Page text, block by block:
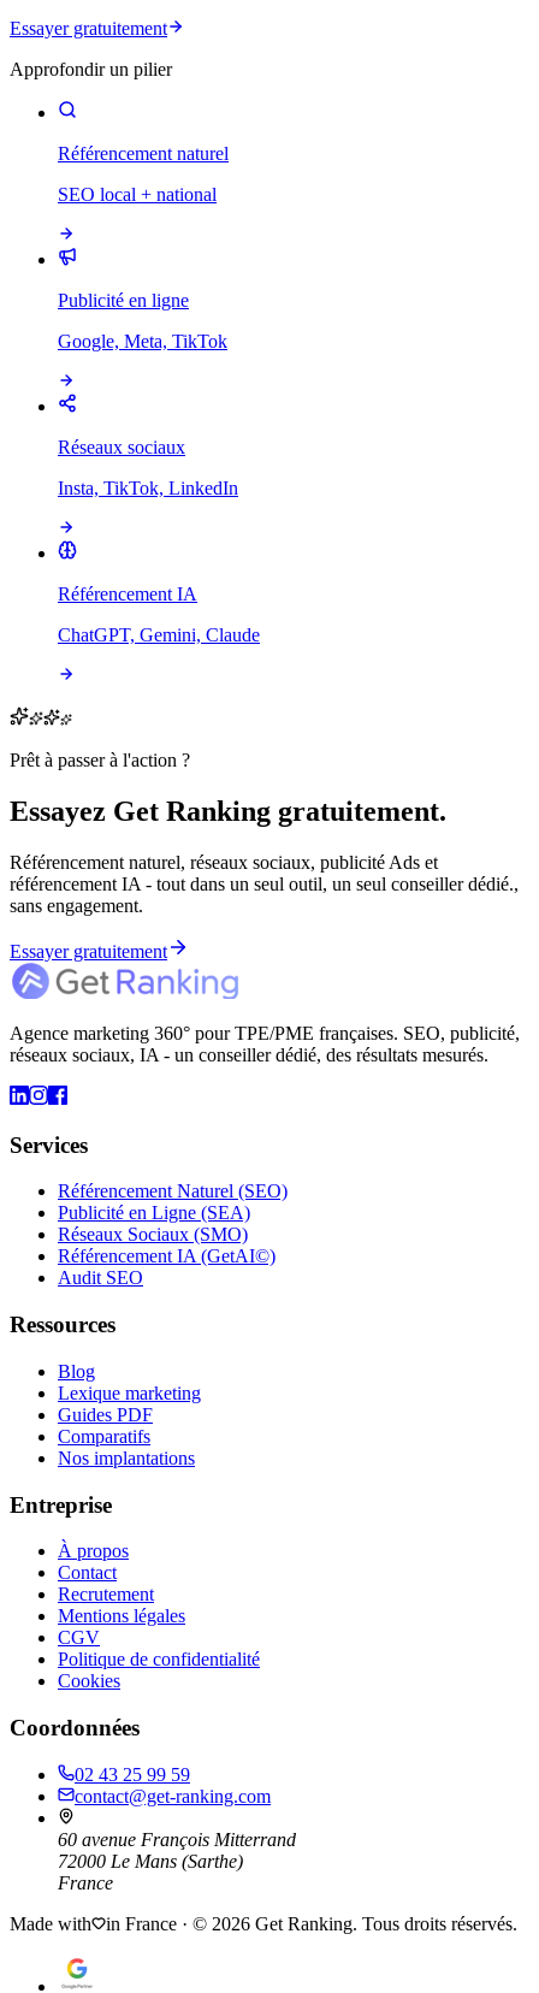
Essayer gratuitement
Approfondir un pilier
Référencement naturel
SEO local + national
Publicité en ligne
Google, Meta, TikTok
Réseaux sociaux
Insta, TikTok, LinkedIn
Référencement IA
ChatGPT, Gemini, Claude
Prêt à passer à l'action ?
Essayez Get Ranking gratuitement.
Référencement naturel, réseaux sociaux, publicité Ads et
référencement IA - tout dans un seul outil, un seul conseiller dédié.,
sans engagement.
Essayer gratuitement
Agence marketing 360° pour TPE/PME françaises. SEO, publicité,
réseaux sociaux, IA - un conseiller dédié, des résultats mesurés.
Services
Référencement Naturel (SEO)
Publicité en Ligne (SEA)
Réseaux Sociaux (SMO)
Référencement IA (GetAI©)
Audit SEO
Ressources
Blog
Lexique marketing
Guides PDF
Comparatifs
Nos implantations
Entreprise
À propos
Contact
Recrutement
Mentions légales
CGV
Politique de confidentialité
Cookies
Coordonnées
02 43 25 99 59
contact@get-ranking.com
60 avenue François Mitterrand
72000 Le Mans (Sarthe)
France
Made with
in France · © 2026 Get Ranking. Tous droits réservés.